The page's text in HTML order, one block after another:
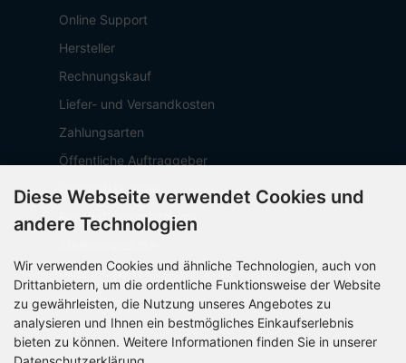
Online Support
Hersteller
Rechnungskauf
Liefer- und Versandkosten
Zahlungsarten
Öffentliche Auftraggeber
Geschäftskunden
Beschaffungsplattform
Über OCTO IT
Sitemap
Diese Webseite verwendet Cookies und
andere Technologien
Wir verwenden Cookies und ähnliche Technologien, auch von
Drittanbietern, um die ordentliche Funktionsweise der Website
zu gewährleisten, die Nutzung unseres Angebotes zu
analysieren und Ihnen ein bestmögliches Einkaufserlebnis
bieten zu können. Weitere Informationen finden Sie in unserer